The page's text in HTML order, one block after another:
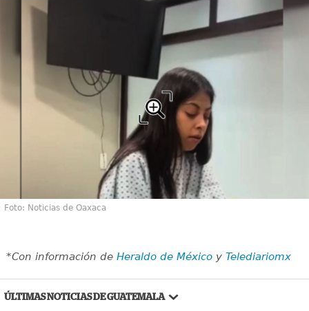
Foto: Noticias de Oaxaca
*Con información de Heraldo de Méxicoy Telediariomx
ÚLTIMAS NOTICIAS DE GUATEMALA